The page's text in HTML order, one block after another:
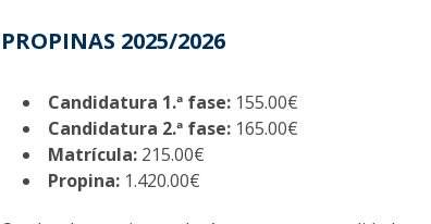
PROPINAS 2025/2026
Candidatura 1.ª fase: 155.00€
Candidatura 2.ª fase: 165.00€
Matrícula: 215.00€
Propina: 1.420.00€